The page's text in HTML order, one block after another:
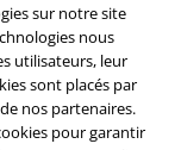
sur notre site
nous
utilisateurs, leur
sont placés par
nos partenaires.
pour garantir